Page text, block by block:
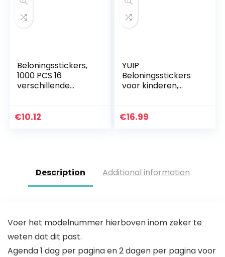
Beloningsstickers,
1000 PCS 16
verschillende
voor kinderen,
€10.12
YUIP
Beloningsstickers
voor kinderen,
stuks cartoon-
€16.99
Description Additional information
Voer het modelnummer hierboven inom zeker te
weten dat dit past.
Agenda 1 dag per pagina en 2 dagen per pagina voor